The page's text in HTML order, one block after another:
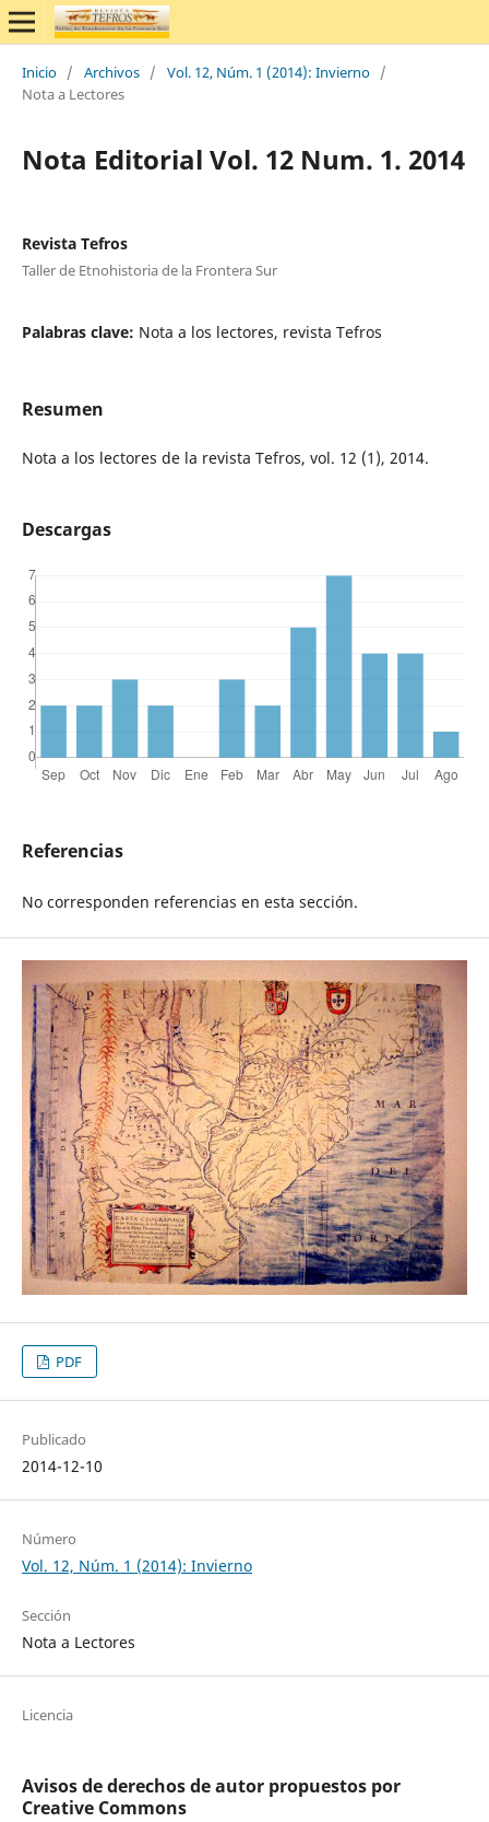
Inicio / Archivos / Vol. 12, Núm. 1 (2014): Invierno /
Nota a Lectores
Nota Editorial Vol. 12 Num. 1. 2014
Revista Tefros
Taller de Etnohistoria de la Frontera Sur
Palabras clave: Nota a los lectores, revista Tefros
Resumen
Nota a los lectores de la revista Tefros, vol. 12 (1), 2014.
Descargas
Referencias
No corresponden referencias en esta sección.
PDF
Publicado
2014-12-10
Número
Vol. 12, Núm. 1 (2014): Invierno
Sección
Nota a Lectores
Licencia
Avisos de derechos de autor propuestos por
Creative Commons